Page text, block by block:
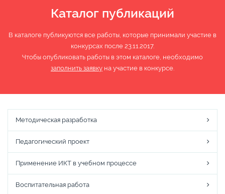
Каталог публикаций
В каталоге публикуются все работы, которые принимали участие в
конкурсах после 23.11.2017.
Чтобы опубликовать работы в этом каталоге, необходимо
заполнить заявку на участие в конкурсе.
Методическая разработка
Педагогический проект
Применение ИКТ в учебном процессе
Воспитательная работа